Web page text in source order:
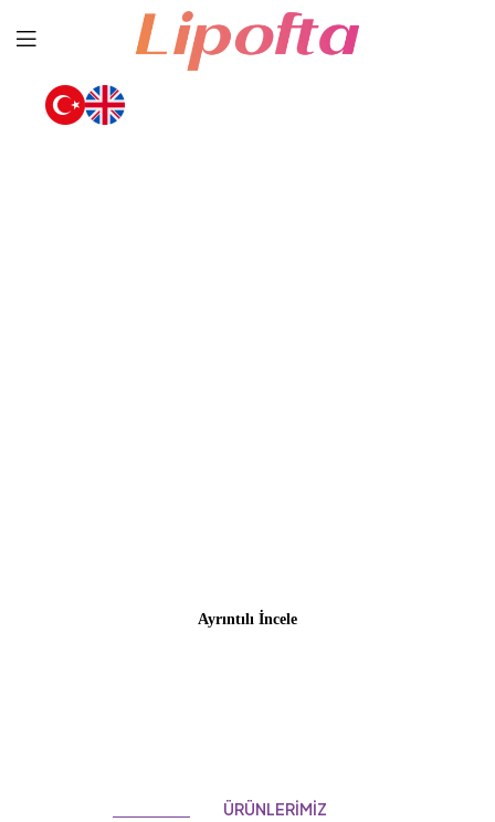
Ayrıntılı İncele
ÜRÜNLERIMIZ